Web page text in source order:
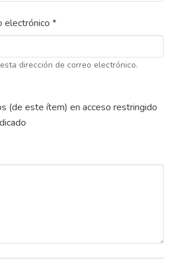
electrónico *
dirección de correo electrónico.
(de este ítem) en acceso restringido